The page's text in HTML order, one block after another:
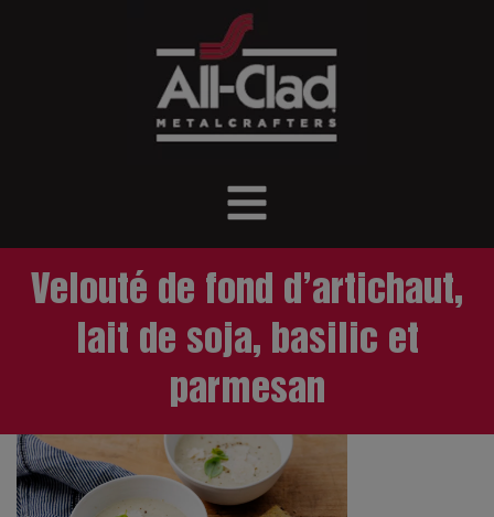
Velouté de fond d’artichaut,
lait de soja, basilic et
parmesan